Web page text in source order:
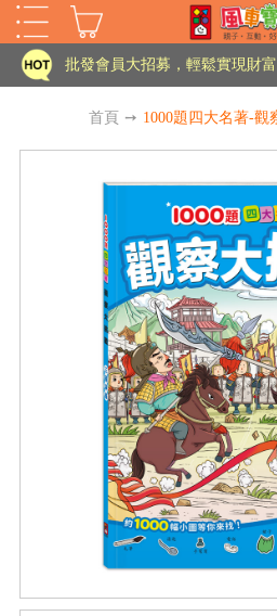
HOT
批發會員大招募，輕鬆實現財
老師您好!!幼教會員火熱招募中
批發會員大招募，輕鬆實現財
老師您好!!幼教會員火熱招募中
海外購物免煩惱！點我查看『
首頁 ➙ 1000題四大名著-觀